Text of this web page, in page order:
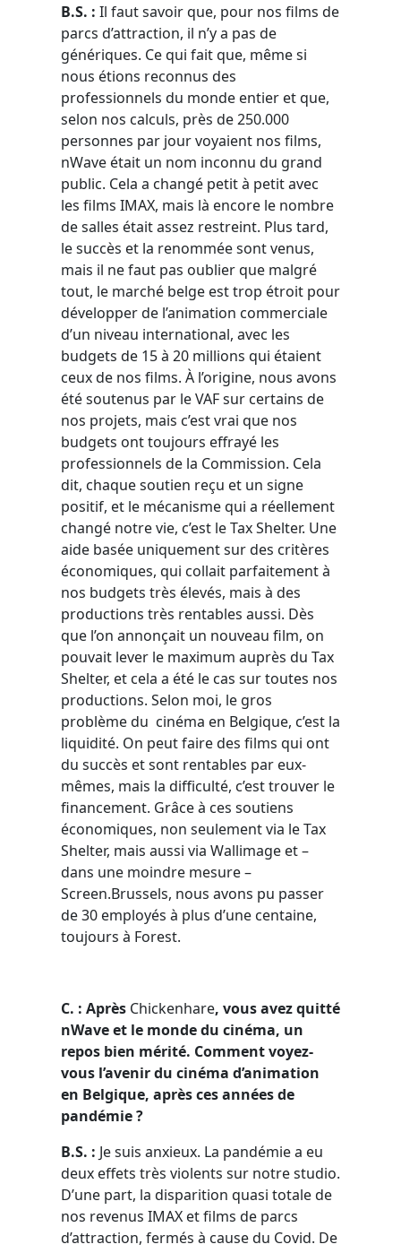
B.S. : Il faut savoir que, pour nos films de
parcs d’attraction, il n’y a pas de
génériques. Ce qui fait que, même si
nous étions reconnus des
professionnels du monde entier et que,
selon nos calculs, près de 250.000
personnes par jour voyaient nos films,
nWave était un nom inconnu du grand
public. Cela a changé petit à petit avec
les films IMAX, mais là encore le nombre
de salles était assez restreint. Plus tard,
le succès et la renommée sont venus,
mais il ne faut pas oublier que malgré
tout, le marché belge est trop étroit pour
développer de l’animation commerciale
d’un niveau international, avec les
budgets de 15 à 20 millions qui étaient
ceux de nos films. À l’origine, nous avons
été soutenus par le VAF sur certains de
nos projets, mais c’est vrai que nos
budgets ont toujours effrayé les
professionnels de la Commission. Cela
dit, chaque soutien reçu et un signe
positif, et le mécanisme qui a réellement
changé notre vie, c’est le Tax Shelter. Une
aide basée uniquement sur des critères
économiques, qui collait parfaitement à
nos budgets très élevés, mais à des
productions très rentables aussi. Dès
que l’on annonçait un nouveau film, on
pouvait lever le maximum auprès du Tax
Shelter, et cela a été le cas sur toutes nos
productions. Selon moi, le gros
problème du cinéma en Belgique, c’est la
liquidité. On peut faire des films qui ont
du succès et sont rentables par eux-
mêmes, mais la difficulté, c’est trouver le
financement. Grâce à ces soutiens
économiques, non seulement via le Tax
Shelter, mais aussi via Wallimage et –
dans une moindre mesure –
Screen.Brussels, nous avons pu passer
de 30 employés à plus d’une centaine,
toujours à Forest.
C. : Après Chickenhare, vous avez quitté
nWave et le monde du cinéma, un
repos bien mérité. Comment voyez-
vous l’avenir du cinéma d’animation
en Belgique, après ces années de
pandémie ?
B.S. : Je suis anxieux. La pandémie a eu
deux effets très violents sur notre studio.
D’une part, la disparition quasi totale de
nos revenus IMAX et films de parcs
d’attraction, fermés à cause du Covid. De